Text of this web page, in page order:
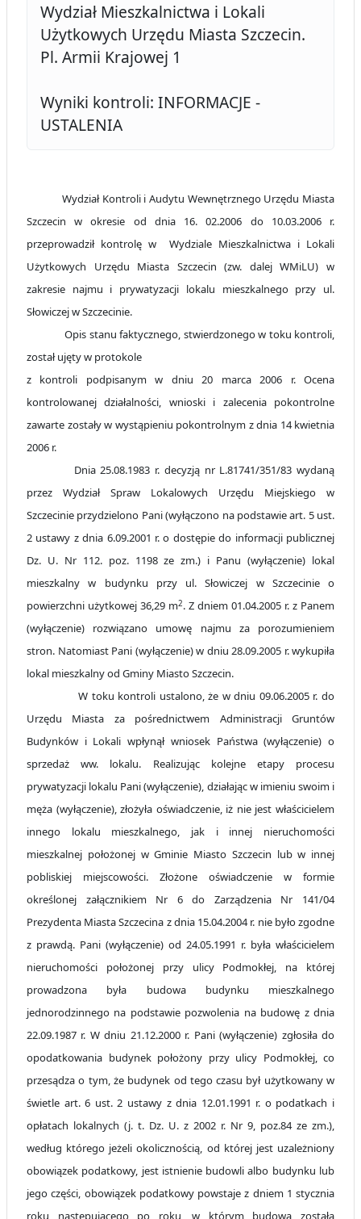
Wydział Mieszkalnictwa i Lokali
Użytkowych Urzędu Miasta Szczecin.
Pl. Armii Krajowej 1
Wyniki kontroli: INFORMACJE -
USTALENIA
Wydział Kontroli i Audytu Wewnętrznego Urzędu Miasta
Szczecin w okresie od dnia 16. 02.2006 do 10.03.2006 r.
przeprowadził kontrolę w
Wydziale Mieszkalnictwa i Lokali
Użytkowych Urzędu Miasta Szczecin (zw. dalej WMiLU) w
zakresie najmu i prywatyzacji lokalu mieszkalnego przy ul.
Słowiczej w Szczecinie.
Opis stanu faktycznego, stwierdzonego w toku kontroli,
został ujęty w protokole
z kontroli podpisanym w dniu 20 marca 2006 r. Ocena
kontrolowanej działalności, wnioski i zalecenia pokontrolne
zawarte zostały w wystąpieniu pokontrolnym z dnia 14 kwietnia
2006 r.
Dnia 25.08.1983 r. decyzją nr L.81741/351/83 wydaną
przez Wydział Spraw Lokalowych Urzędu Miejskiego w
Szczecinie przydzielono Pani (wyłączono na podstawie art. 5 ust.
2 ustawy z dnia 6.09.2001 r. o dostępie do informacji publicznej
Dz. U. Nr 112. poz. 1198 ze zm.) i Panu (wyłączenie) lokal
mieszkalny w budynku przy ul. Słowiczej w Szczecinie o
powierzchni użytkowej 36,29 m2. Z dniem 01.04.2005 r. z Panem
(wyłączenie) rozwiązano umowę najmu za porozumieniem
stron. Natomiast Pani (wyłączenie) w dniu 28.09.2005 r. wykupiła
lokal mieszkalny od Gminy Miasto Szczecin.
W toku kontroli ustalono, że w dniu 09.06.2005 r. do
Urzędu Miasta za pośrednictwem Administracji Gruntów
Budynków i Lokali wpłynął wniosek Państwa (wyłączenie) o
sprzedaż ww. lokalu. Realizując kolejne etapy procesu
prywatyzacji lokalu Pani (wyłączenie), działając w imieniu swoim i
męża (wyłączenie), złożyła oświadczenie, iż nie jest właścicielem
innego lokalu mieszkalnego, jak i innej nieruchomości
mieszkalnej położonej w Gminie Miasto Szczecin lub w innej
pobliskiej miejscowości. Złożone oświadczenie w formie
określonej załącznikiem Nr 6 do Zarządzenia Nr 141/04
Prezydenta Miasta Szczecina z dnia 15.04.2004 r. nie było zgodne
z prawdą. Pani (wyłączenie) od 24.05.1991 r. była właścicielem
nieruchomości położonej przy ulicy Podmokłej, na której
prowadzona była budowa budynku mieszkalnego
jednorodzinnego na podstawie pozwolenia na budowę z dnia
22.09.1987 r. W dniu 21.12.2000 r. Pani (wyłączenie) zgłosiła do
opodatkowania budynek położony przy ulicy Podmokłej, co
przesądza o tym, że budynek od tego czasu był użytkowany w
świetle art. 6 ust. 2 ustawy z dnia 12.01.1991 r. o podatkach i
opłatach lokalnych (j. t. Dz. U. z 2002 r. Nr 9, poz.84 ze zm.),
według którego jeżeli okolicznością, od której jest uzależniony
obowiązek podatkowy, jest istnienie budowli albo budynku lub
jego części, obowiązek podatkowy powstaje z dniem 1 stycznia
roku następującego po roku, w którym budowa została